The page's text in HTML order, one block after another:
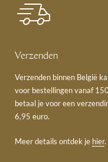
Verzenden
Verzenden binnen België
voor bestellingen vanaf
betaal je voor een
6,95 euro.
Meer details ontdek je hier.